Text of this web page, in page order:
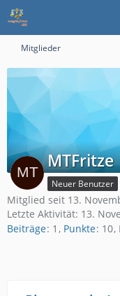
Mitglieder
MTFritze
Neuer Benutzer
Mitglied seit 13.
Letzte Aktivität: 13.
Beiträge 1 Punkte 10